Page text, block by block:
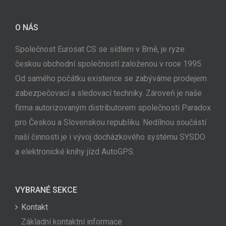
O NÁS
Společnost Eurosat CS se sídlem v Brně, je ryze
českou obchodní společností založenou v roce 1995.
Od samého počátku existence se zabýváme prodejem
zabezpečovací a sledovací techniky. Zároveň je naše
firma autorizovaným distributorem společnosti Paradox
pro Českou a Slovenskou republiku. Nedílnou součástí
naší činnosti je i vývoj docházkového systému SYSDO
a elektronické knihy jízd AutoGPS.
VYBRANÉ SEKCE
Kontakt
Základní kontaktní informace